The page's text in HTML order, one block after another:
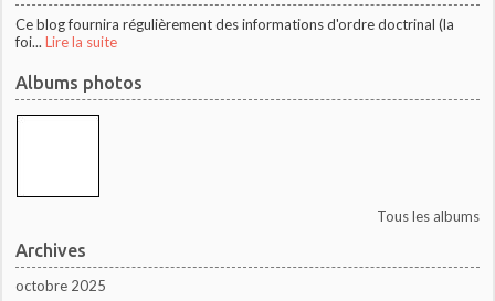
Ce blog fournira régulièrement des informations d'ordre doctrinal (la
foi... Lire la suite
Albums photos
Tous les albums
Archives
octobre 2025